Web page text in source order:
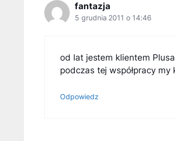
fantazja
5 grudnia 2011 o 14:46
od lat jestem klientem
podczas tej współpracy
Odpowiedz